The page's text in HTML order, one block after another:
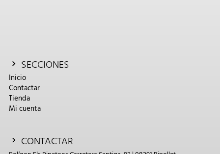
SECCIONES
Inicio
Contactar
Tienda
Mi cuenta
CONTACTAR